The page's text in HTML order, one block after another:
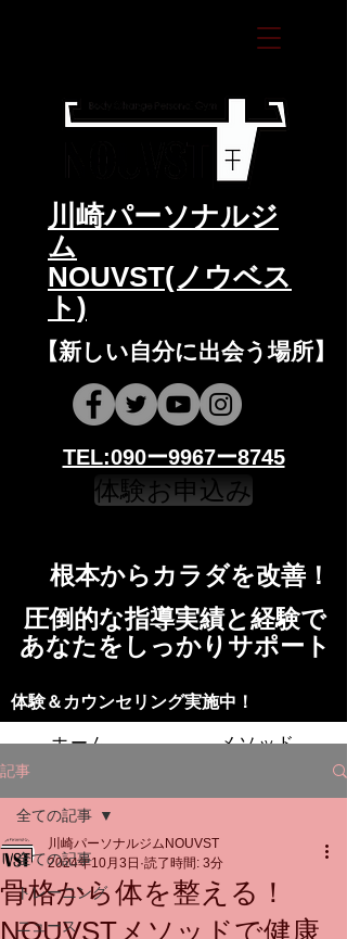
​川崎パーソナルジ
ム
NOUVST(ノウベス
ト)
​​【新しい自分に出会う場所】
​​TEL:090ー9967ー8745
体験お申込み
​根本からカラダを改善！​​
​​圧倒的な指導実績と経験で
​あなたをしっかりサポート
​​​体験＆カウンセリング実施中！
ホーム メソッド
トレーニングの流れ 施設
スタッフ よくある質問 料金
お問い合わせ
記事
全ての記事
トレーニング
ニュース
全ての記事
骨格から体を整える！
NOUVSTメソッドで健康
川崎パーソナルジムNOUVST
2024年10月3日 読了時間: 3分